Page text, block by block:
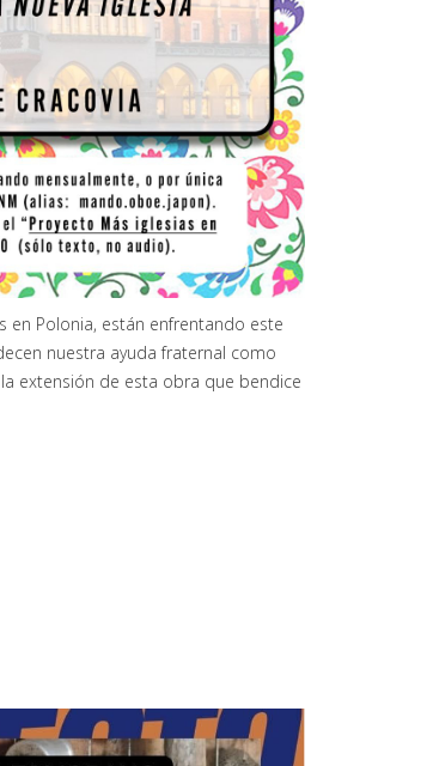
en Polonia, están enfrentando este
nuestra ayuda fraternal como
extensión de esta obra que bendice